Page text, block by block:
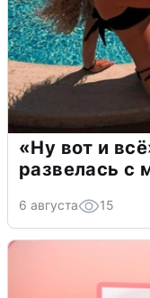
«Ну вот и
развелась
6 августа 15